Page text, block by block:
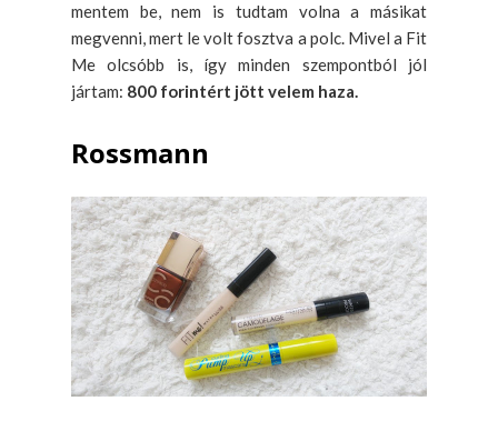
mentem be, nem is tudtam volna a másikat
megvenni, mert le volt fosztva a polc. Mivel a Fit
Me olcsóbb is, így minden szempontból jól
jártam: 800 forintért jött velem haza.
Rossmann